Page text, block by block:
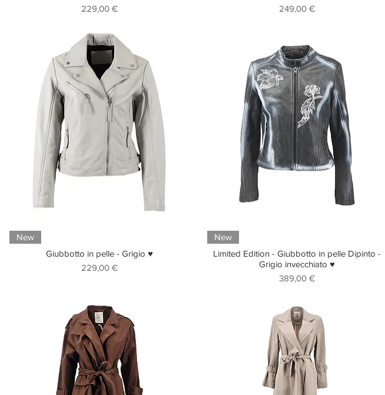
Prezzo
229,00 €
Prezzo
249,00 €
New
Giubbotto in pelle - Grigio ♥
Prezzo
229,00 €
New
Limited Edition - Giubbotto in pelle Dipinto -
Grigio invecchiato ♥
Prezzo
389,00 €